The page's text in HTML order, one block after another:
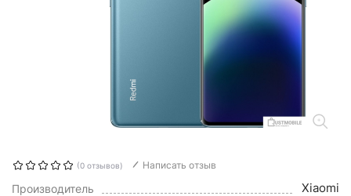
(0 отзывов) Написать отзыв
Производитель Xiaomi